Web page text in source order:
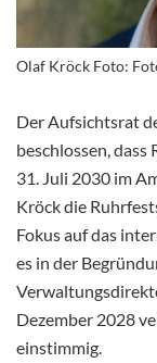
Olaf Kröck Foto:
Der Aufsichtsrat
beschlossen,
31. Juli 2030 im
Kröck die
Fokus auf das
es in der
Dezember 2028
einstimmig.